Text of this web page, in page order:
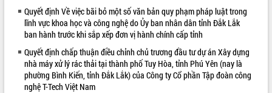
Quyết định Về việc bãi bỏ một số văn bản quy phạm pháp luật trong
lĩnh vực khoa học và công nghệ do Ủy ban nhân dân tỉnh Đắk Lắk
ban hành trước khi sắp xếp đơn vị hành chính cấp tỉnh
Quyết định chấp thuận điều chỉnh chủ trương đầu tư dự án Xây dựng
nhà máy xử lý rác thải tại thành phố Tuy Hòa, tỉnh Phú Yên (nay là
phường Bình Kiến, tỉnh Đắk Lắk) của Công ty Cổ phần Tập đoàn công
nghệ T-Tech Việt Nam